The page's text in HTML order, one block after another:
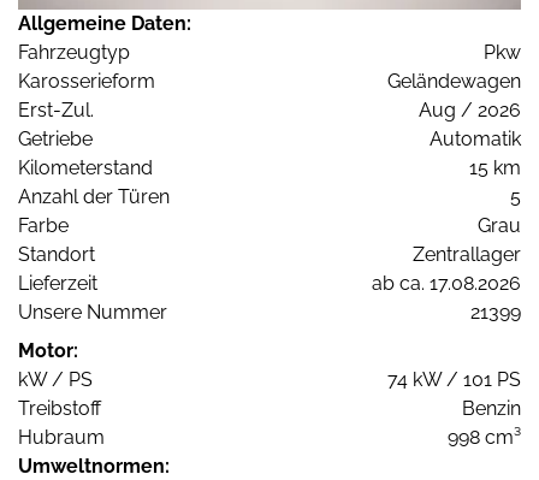
Allgemeine Daten:
Fahrzeugtyp
Pkw
Karosserieform
Geländewagen
Erst-Zul.
Aug / 2026
Getriebe
Automatik
Kilometerstand
15 km
Anzahl der Türen
5
Farbe
Grau
Standort
Zentrallager
Lieferzeit
ab ca. 17.08.2026
Unsere Nummer
21399
Motor:
kW / PS
74 kW / 101 PS
Treibstoff
Benzin
Hubraum
998 cm³
Umweltnormen: